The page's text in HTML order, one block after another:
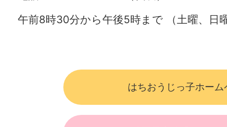
午前8時30分から午後5時まで （土曜、日
はちおうじっ子ホーム